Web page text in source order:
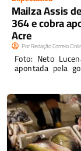
Mailza Assis
364 e cobra
Acre
PorRedação Correio
Foto: Neto
apontada pela